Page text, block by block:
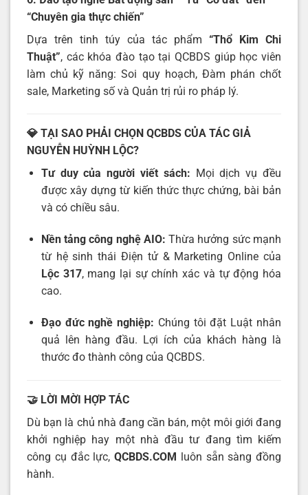
“Chuyên gia thực chiến”
Dựa trên tinh túy của tác phẩm “Thổ Kim Chi
Thuật”, các khóa đào tạo tại QCBDS giúp học viên
làm chủ kỹ năng: Soi quy hoạch, Đàm phán chốt
sale, Marketing số và Quản trị rủi ro pháp lý.
💎 TẠI SAO PHẢI CHỌN QCBDS CỦA TÁC GIẢ
NGUYỄN HUỲNH LỘC?
Tư duy của người viết sách: Mọi dịch vụ đều
được xây dựng từ kiến thức thực chứng, bài bản
và có chiều sâu.
Nền tảng công nghệ AIO: Thừa hưởng sức mạnh
từ hệ sinh thái Điện tử & Marketing Online của
Lộc 317, mang lại sự chính xác và tự động hóa
cao.
Đạo đức nghề nghiệp: Chúng tôi đặt Luật nhân
quả lên hàng đầu. Lợi ích của khách hàng là
thước đo thành công của QCBDS.
🤝 LỜI MỜI HỢP TÁC
Dù bạn là chủ nhà đang cần bán, một môi giới đang
khởi nghiệp hay một nhà đầu tư đang tìm kiếm
công cụ đắc lực, QCBDS.COM luôn sẵn sàng đồng
hành.